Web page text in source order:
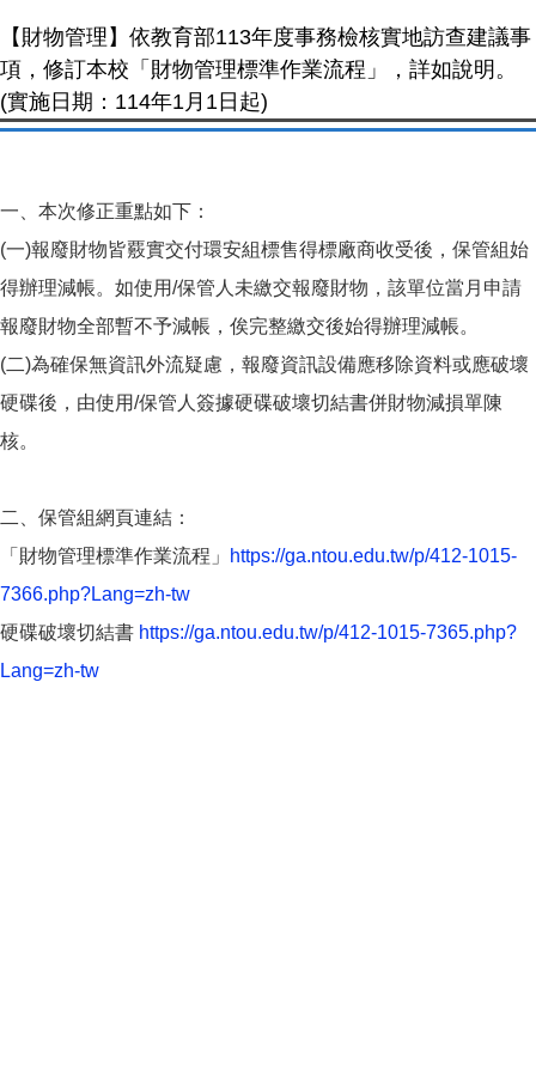
【財物管理】依教育部113年度事務檢核實地訪查建議事
項，修訂本校「財物管理標準作業流程」，詳如說明。
(實施日期：114年1月1日起)
一、本次修正重點如下：
(一)報廢財物皆覈實交付環安組標售得標廠商收受後，保管組始
得辦理減帳。如使用/保管人未繳交報廢財物，該單位當月申請
報廢財物全部暫不予減帳，俟完整繳交後始得辦理減帳。
(二)為確保無資訊外流疑慮，報廢資訊設備應移除資料或應破壞
硬碟後，由使用/保管人簽據硬碟破壞切結書併財物減損單陳
核。
二、保管組網頁連結：
「財物管理標準作業流程」
https://ga.ntou.edu.tw/p/412-1015-
7366.php?Lang=zh-tw
硬碟破壞切結書 https://ga.ntou.edu.tw/p/412-1015-7365.php?
Lang=zh-tw